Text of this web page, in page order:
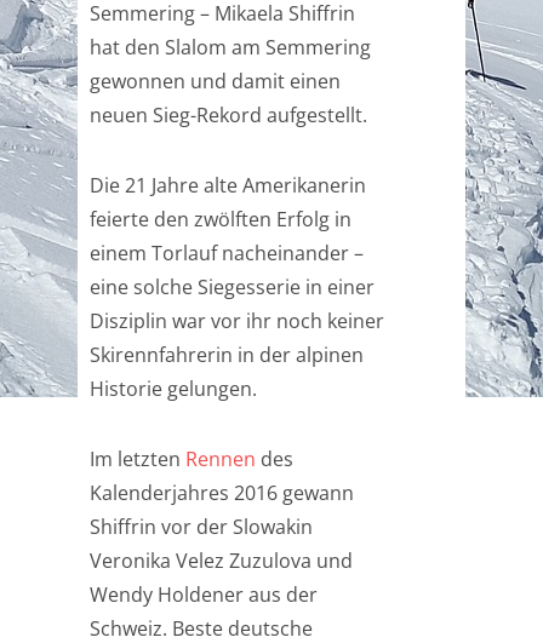
Semmering – Mikaela Shiffrin
hat den Slalom am Semmering
gewonnen und damit einen
neuen Sieg-Rekord aufgestellt.
Die 21 Jahre alte Amerikanerin
feierte den zwölften Erfolg in
einem Torlauf nacheinander –
eine solche Siegesserie in einer
Disziplin war vor ihr noch keiner
Skirennfahrerin in der alpinen
Historie gelungen.
Im letzten Rennen des
Kalenderjahres 2016 gewann
Shiffrin vor der Slowakin
Veronika Velez Zuzulova und
Wendy Holdener aus der
Schweiz. Beste deutsche